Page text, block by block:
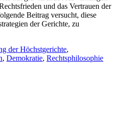
und das Vertrauen der
Beitrag versucht, diese
der Gerichte, zu
der Höchstgerichte,
, Demokratie, Rechtsphilosophie